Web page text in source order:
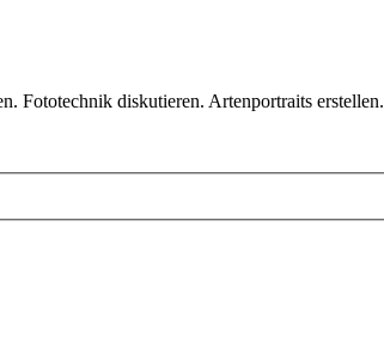
Fototechnik diskutieren. Artenportraits erstellen.